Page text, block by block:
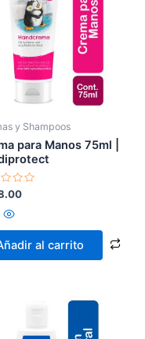
y Shampoos
para Manos 75ml |
al carrito